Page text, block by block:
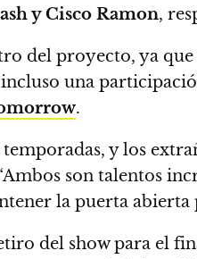
y Cisco Ramon,
del proyecto, ya que
una
.
y los
son talentos
la puerta abierta
del show para el